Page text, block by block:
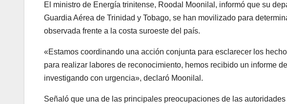
El ministro de Energía trinitense, Roodal Moonilal, informó que su
Guardia Aérea de Trinidad y Tobago, se han movilizado para
observada frente a la costa suroeste del país.
«Estamos coordinando una acción conjunta para esclarecer los
para realizar labores de reconocimiento, hemos recibido un informe
investigando con urgencia», declaró Moonilal.
Señaló que una de las principales preocupaciones de las